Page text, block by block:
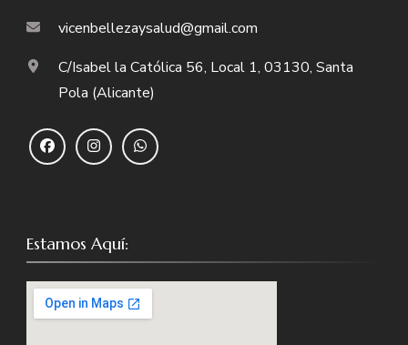
vicenbellezaysalud@gmail.com
C/Isabel la Católica 56, Local 1, 03130, Santa
Pola (Alicante)
Estamos Aquí: